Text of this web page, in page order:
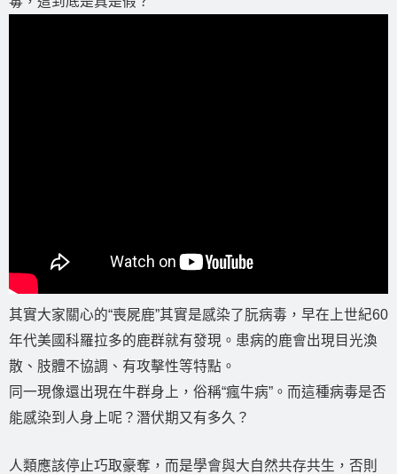
其實大家關心的“喪屍鹿”其實是感染了朊病毒，早在上世紀60
年代美國科羅拉多的鹿群就有發現。患病的鹿會出現目光渙
散、肢體不協調、有攻擊性等特點。
同一現像還出現在牛群身上，俗稱“瘋牛病”。而這種病毒是否
能感染到人身上呢？潛伏期又有多久？
人類應該停止巧取豪奪，而是學會與大自然共存共生，否則